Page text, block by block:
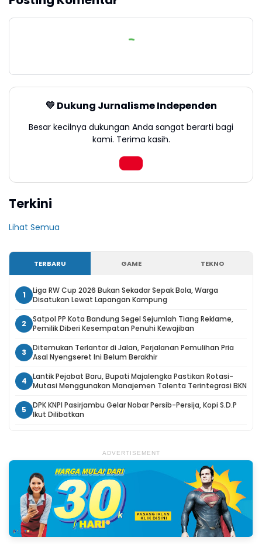
💛 Dukung Jurnalisme Independen
Besar kecilnya dukungan Anda sangat berarti bagi
kami. Terima kasih.
Terkini
Lihat Semua
TERBARU GAME TEKNO
1
Liga RW Cup 2026 Bukan Sekadar Sepak Bola, Warga
Disatukan Lewat Lapangan Kampung
2
Satpol PP Kota Bandung Segel Sejumlah Tiang Reklame,
Pemilik Diberi Kesempatan Penuhi Kewajiban
3
Ditemukan Terlantar di Jalan, Perjalanan Pemulihan Pria
Asal Nyengseret Ini Belum Berakhir
4
Lantik Pejabat Baru, Bupati Majalengka Pastikan Rotasi-
Mutasi Menggunakan Manajemen Talenta Terintegrasi BKN
5
DPK KNPI Pasirjambu Gelar Nobar Persib-Persija, Kopi S.D.P
Ikut Dilibatkan
ADVERTISEMENT